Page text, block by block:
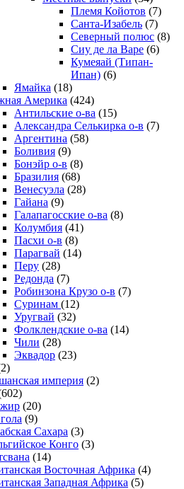
Племя Койотов (7)
Санта-Изабель (7)
Северный полюс (8)
Сиу де ла Варе (6)
Кумеяай (Типан-
Ипан) (6)
Ямайка (18)
Америка (424)
Антильские о-ва (15)
Александра Селькирка о-в (7)
Аргентина (58)
Боливия (9)
Бонэйр о-в (8)
Бразилия (68)
Венесуэла (28)
Гайана (9)
Галапагосские о-ва (8)
Колумбия (41)
Пасхи о-в (8)
Парагвай (14)
Перу (28)
Редонда (7)
Робинзона Крузо о-в (7)
Суринам (12)
Уругвай (32)
Фолклендские о-ва (14)
Чили (28)
Эквадор (23)
империя (2)
(20)
(9)
Сахара (3)
Конго (3)
(14)
Восточная Африка (4)
Западная Африка (5)